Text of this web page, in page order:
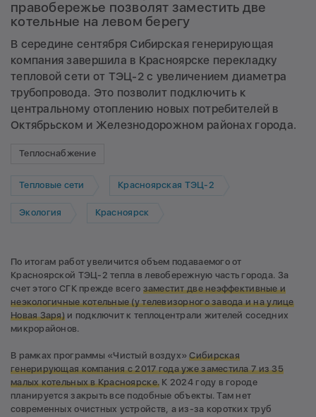
правобережье позволят заместить две
котельные на левом берегу
В середине сентября Сибирская генерирующая
компания завершила в Красноярске перекладку
тепловой сети от ТЭЦ-2 с увеличением диаметра
трубопровода. Это позволит подключить к
центральному отоплению новых потребителей в
Октябрьском и Железнодорожном районах города.
Теплоснабжение
Тепловые сети Красноярская ТЭЦ-2
Экология Красноярск
По итогам работ увеличится объем подаваемого от
Красноярской ТЭЦ-2 тепла в левобережную часть города. За
счет этого СГК прежде всего заместит две неэффективные и
неэкологичные котельные (у телевизорного завода и на улице
Новая Заря)и подключит к теплоцентрали жителей соседних
микрорайонов.
В рамках программы «Чистый воздух»Сибирская
генерирующая компания с 2017 годауже заместила 7 из 35
малых котельныхв Красноярске. К 2024 году в городе
планируется закрыть все подобные объекты. Там нет
современных очистных устройств, а из-за коротких труб